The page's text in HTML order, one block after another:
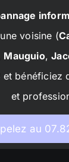
voisine (
Mauguio,
et bénéficiez
et
au